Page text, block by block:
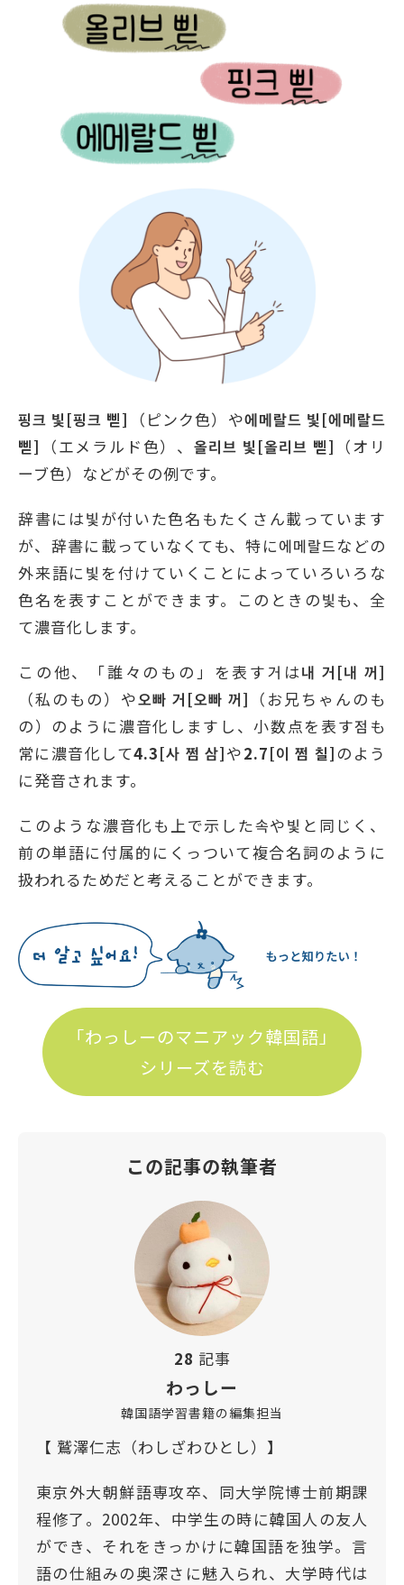
핑크 빛[핑크 삗] （ピンク色）や에메랄드 빛[에메랄드
삗] （エメラルド色）、 올리브 빛[올리브 삗] （オリ
ーブ色）などがその例です。
辞書には빛が付いた色名もたくさん載っています
が、辞書に載っていなくても、特に에메랄드などの
外来語に빛を付けていくことによっていろいろな
色名を表すことができます。このときの빛も、全
て濃音化します。
この他、「誰々のもの」を表す거は내 거 [내 꺼]
（私のもの）や오빠 거 [오빠 꺼] （お兄ちゃんのも
の）のように濃音化しますし、小数点を表す점も
常に濃音化して4.3[사 쩜 삼]や2.7[이 쩜 칠]のよう
に発音されます。
このような濃音化も上で示した속や빛と同じく、
前の単語に付属的にくっついて複合名詞のように
扱われるためだと考えることができます。
「わっしーのマニアック韓国語」
シリーズを読む
この記事の執筆者
28 記事
わっしー
韓国語学習書籍の編集担当
【 鷲澤仁志（わしざわひとし）】
東京外大朝鮮語専攻卒、同大学院博士前期課
程修了。2002年、中学生の時に韓国人の友人
ができ、それをきっかけに韓国語を独学。言
語の仕組みの奥深さに魅入られ、大学時代は